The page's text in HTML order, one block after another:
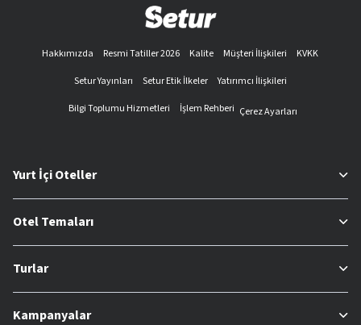
Hakkımızda Resmi Tatiller 2026 Kalite Müşteri İlişkileri
KVKK
Setur Yayınları
Setur Etik İlkeler
Yatırımcı İlişkileri
Bilgi Toplumu Hizmetleri
İşlem Rehberi Çerez Ayarları
Yurt İçi Oteller
Otel Temaları
Turlar
Kampanyalar